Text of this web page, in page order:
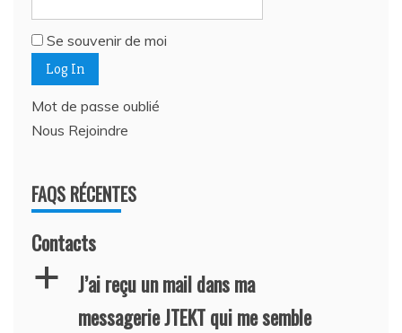
Se souvenir de moi
Mot de passe oublié
Nous Rejoindre
FAQS RÉCENTES
Contacts
a
J’ai reçu un mail dans ma
messagerie JTEKT qui me semble